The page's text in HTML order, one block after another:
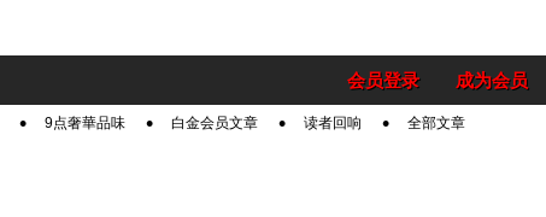
成为会员
会员登录
9点奢華品味 白金会员文章 读者回响 全部文章